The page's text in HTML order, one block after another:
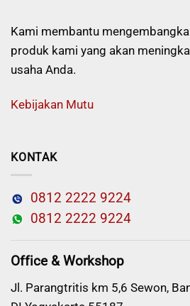
Kami membantu
produk kami yang akan
usaha Anda.
Kebijakan Mutu
KONTAK
0812 2222 9224
0812 2222 9224
Office & Workshop
Jl. Parangtritis km 5,6 Sewon,